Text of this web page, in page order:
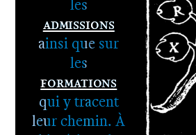
les
Admissions
ainsi que sur
les
Formations
qui y tracent
leur chemin. À